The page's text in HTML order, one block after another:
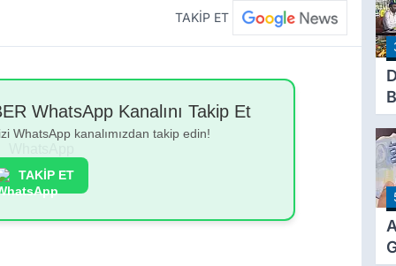
TAKİP ET
WhatsApp Kanalını Takip Et
WhatsApp kanalımızdan takip edin!
TAKİP ET